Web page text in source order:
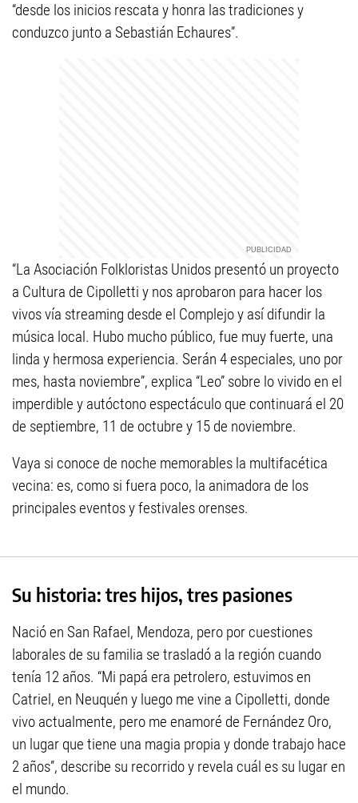
“desde los inicios rescata y honra las tradiciones y
conduzco junto a Sebastián Echaures”.
“La Asociación Folkloristas Unidos presentó un proyecto
a Cultura de Cipolletti y nos aprobaron para hacer los
vivos vía streaming desde el Complejo y así difundir la
música local. Hubo mucho público, fue muy fuerte, una
linda y hermosa experiencia. Serán 4 especiales, uno por
mes, hasta noviembre”, explica “Leo” sobre lo vivido en el
imperdible y autóctono espectáculo que continuará el 20
de septiembre, 11 de octubre y 15 de noviembre.
Vaya si conoce de noche memorables la multifacética
vecina: es, como si fuera poco, la animadora de los
principales eventos y festivales orenses.
Su historia: tres hijos, tres pasiones
Nació en San Rafael, Mendoza, pero por cuestiones
laborales de su familia se trasladó a la región cuando
tenía 12 años. “Mi papá era petrolero, estuvimos en
Catriel, en Neuquén y luego me vine a Cipolletti, donde
vivo actualmente, pero me enamoré de Fernández Oro,
un lugar que tiene una magia propia y donde trabajo hace
2 años”, describe su recorrido y revela cuál es su lugar en
el mundo.